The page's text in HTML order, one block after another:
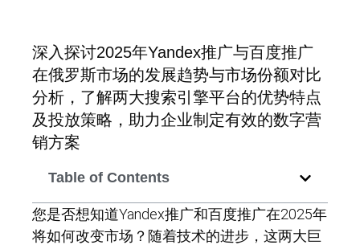
深入探讨2025年Yandex推广与百度推广
在俄罗斯市场的发展趋势与市场份额对比
分析，了解两大搜索引擎平台的优势特点
及投放策略，助力企业制定有效的数字营
销方案
Table of Contents
您是否想知道Yandex推广和百度推广在2025年
将如何改变市场？随着技术的进步，这两大巨